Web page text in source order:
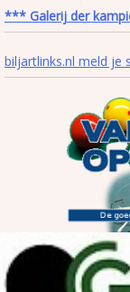
*** Galerij der
biljartlinks.nl meld je